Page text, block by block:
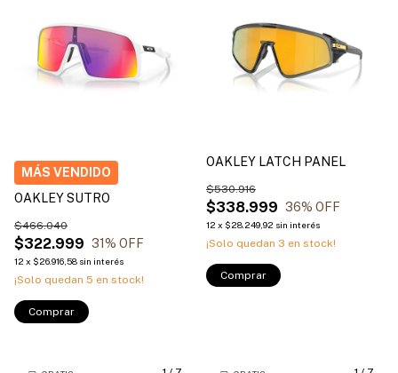
OAKLEY SUTRO
$322.999
$466.040
31% OFF
12 x $26.916,58 sin interés
¡Solo quedan 5 en stock!
Comprar
OAKLEY LATCH PANEL
$338.999
$530.916
36% OFF
12 x $28.249,92 sin interés
¡Solo quedan 3 en stock!
Comprar